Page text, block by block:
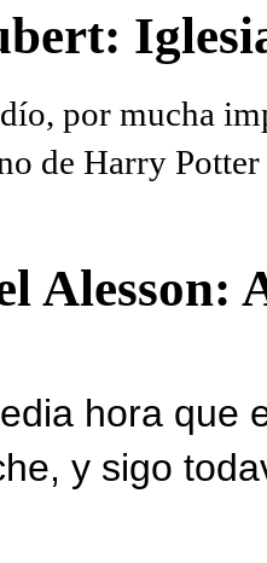
por mucha
de Harry
Alesson:
hora que
y sigo